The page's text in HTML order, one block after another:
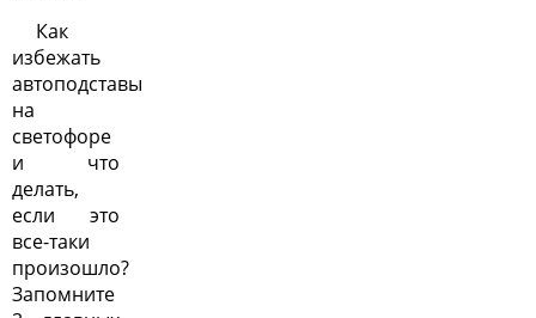
Как
избежать
автоподставы
на
светофоре
и что
делать,
если это
все-таки
произошло?
Запомните